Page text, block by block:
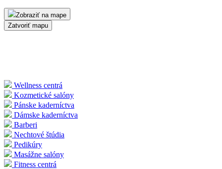
Zobraziť na mape
Zatvoriť mapu
Wellness centrá
Kozmetické salóny
Pánske kaderníctva
Dámske kaderníctva
Barberi
Nechtové štúdia
Pedikúry
Masážne salóny
Fitness centrá